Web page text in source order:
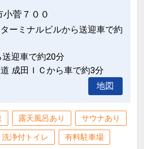
器 etc....
年4月14日～2026年10
トコース番号：DP-2-
菅７００
ーミナルビルから送迎車で約
迎車で約20分
成田ＩＣから車で約3分
地図
露天風呂あり サウナあり
洗浄付トイレ 有料駐車場